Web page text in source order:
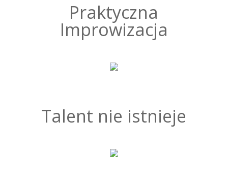
Praktyczna
Improwizacja
Talent nie istnieje